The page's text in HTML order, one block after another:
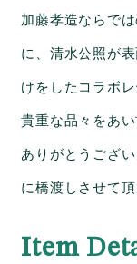
加藤孝造ならで
に、清水公照が
けをしたコラボレ
貴重な品々をあ
ありがとうござ
に橋渡しさせて頂
Item